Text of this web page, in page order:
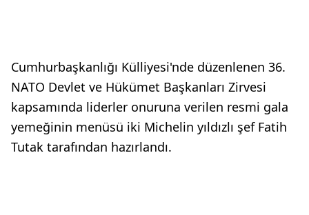
Cumhurbaşkanlığı Külliyesi'nde düzenlenen 36.
NATO Devlet ve Hükümet Başkanları Zirvesi
kapsamında liderler onuruna verilen resmi gala
yemeğinin menüsü iki Michelin yıldızlı şef Fatih
Tutak tarafından hazırlandı.